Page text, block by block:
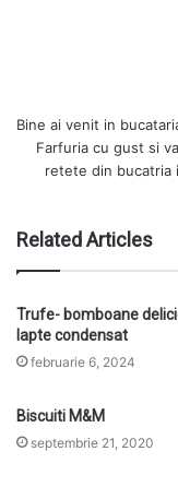
Bine ai venit in
Farfuria cu gust si
retete din bucatria
Related Articles
Trufe- bomboane
lapte condensat
februarie 6, 2024
Biscuiti M&M
septembrie 21, 2020